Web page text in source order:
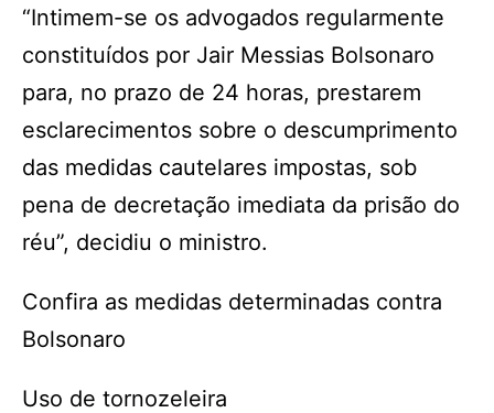
“Intimem-se os advogados regularmente
constituídos por Jair Messias Bolsonaro
para, no prazo de 24 horas, prestarem
esclarecimentos sobre o descumprimento
das medidas cautelares impostas, sob
pena de decretação imediata da prisão do
réu”, decidiu o ministro.
Confira as medidas determinadas contra
Bolsonaro
Uso de tornozeleira